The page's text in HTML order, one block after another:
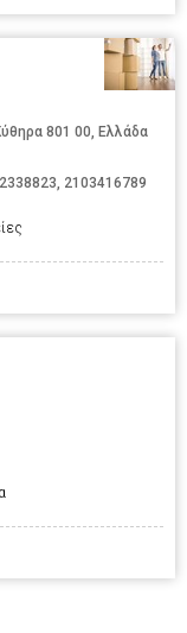
801 00, Ελλάδα
, 2103416789